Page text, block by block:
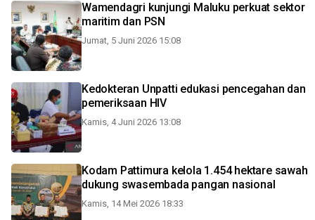
Wamendagri kunjungi Maluku perkuat sektor
maritim dan PSN
Jumat, 5 Juni 2026 15:08
Kedokteran Unpatti edukasi pencegahan dan
pemeriksaan HIV
Kamis, 4 Juni 2026 13:08
Kodam Pattimura kelola 1.454 hektare sawah
dukung swasembada pangan nasional
Kamis, 14 Mei 2026 18:33